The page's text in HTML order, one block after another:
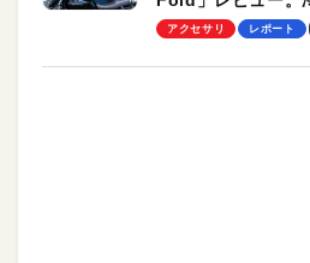
却プレート、シン
アクセサリ レポート